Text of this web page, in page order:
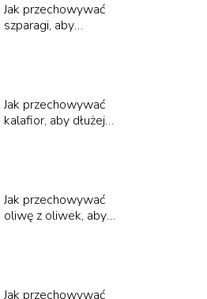
Jak przechowywać
szparagi, aby
Jak przechowywać
kalafior, aby dłużej
Jak przechowywać
oliwę z oliwek, aby
Jak przechowywać